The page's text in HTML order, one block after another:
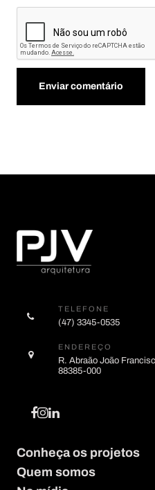
TELEFONE
(47) 3345-0535
ENDEREÇO
R. Abraão João
88385-000
Conheça os projetos
Quem somos